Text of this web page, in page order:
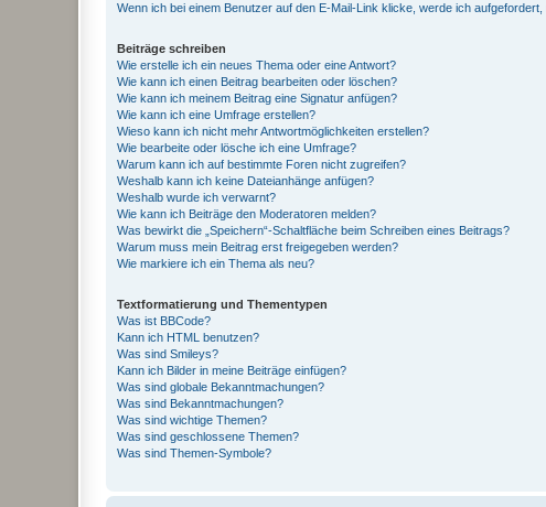
Wenn ich bei einem Benutzer auf den E-Mail-Link klicke, werde ich aufgefordert,
Beiträge schreiben
Wie erstelle ich ein neues Thema oder eine Antwort?
Wie kann ich einen Beitrag bearbeiten oder löschen?
Wie kann ich meinem Beitrag eine Signatur anfügen?
Wie kann ich eine Umfrage erstellen?
Wieso kann ich nicht mehr Antwortmöglichkeiten erstellen?
Wie bearbeite oder lösche ich eine Umfrage?
Warum kann ich auf bestimmte Foren nicht zugreifen?
Weshalb kann ich keine Dateianhänge anfügen?
Weshalb wurde ich verwarnt?
Wie kann ich Beiträge den Moderatoren melden?
Was bewirkt die „Speichern“-Schaltfläche beim Schreiben eines Beitrags?
Warum muss mein Beitrag erst freigegeben werden?
Wie markiere ich ein Thema als neu?
Textformatierung und Thementypen
Was ist BBCode?
Kann ich HTML benutzen?
Was sind Smileys?
Kann ich Bilder in meine Beiträge einfügen?
Was sind globale Bekanntmachungen?
Was sind Bekanntmachungen?
Was sind wichtige Themen?
Was sind geschlossene Themen?
Was sind Themen-Symbole?